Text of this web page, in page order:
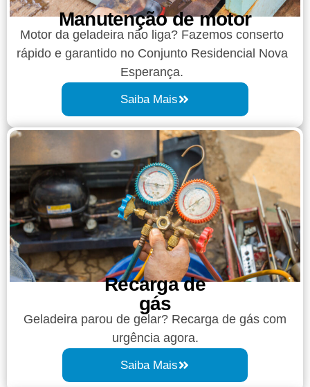
Manutenção de motor
Motor da geladeira não liga? Fazemos conserto
rápido e garantido no Conjunto Residencial Nova
Esperança.
Saiba Mais
Recarga de
gás
Geladeira parou de gelar? Recarga de gás com
urgência agora.
Saiba Mais